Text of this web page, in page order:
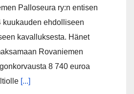
Palloseura ry:n entisen
kuukauden ehdolliseen
kavalluksesta. Hänet
Rovaniemen
8 740 euroa
[...]